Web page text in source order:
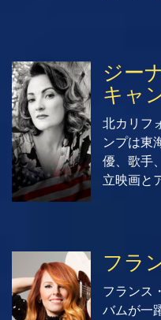
ジー
キャ
北カリフ
ンプは東
優、歌手
立映画と
フラ
フランス
バムが一